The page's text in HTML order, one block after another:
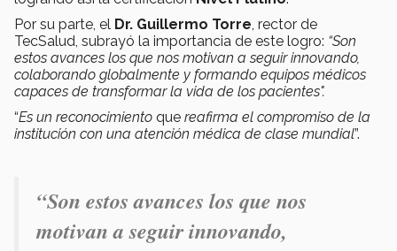
Por su parte, el Dr. Guillermo Torre , rector de
TecSalud, subrayó la importancia de este logro: “Son
estos avances los que nos motivan a seguir innovando,
colaborando globalmente y formando equipos médicos
capaces de transformar la vida de los pacientes".
“Es un reconocimiento que reafirma el compromiso de la
institución con una atención médica de clase mundial”.
“Son estos avances los que nos
motivan a seguir innovando,